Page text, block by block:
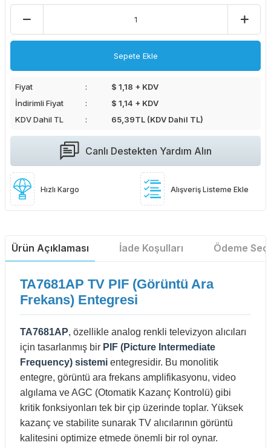
Sepete Ekle
Fiyat
$ 1,18 + KDV
İndirimli Fiyat
$ 1,14 + KDV
KDV Dahil TL
65,39TL (KDV Dahil TL)
Canlı Destekten Yardım Alın
Hızlı Kargo Alışveriş Listeme Ekle
Ürün Açıklaması İade Koşulları Ödeme
TA7681AP TV PIF (Görüntü Ara
Frekans) Entegresi
TA7681AP, özellikle analog renkli televizyon alıcıları
için tasarlanmış bir PIF (Picture Intermediate
Frequency) sistemi entegresidir. Bu monolitik
entegre, görüntü ara frekans amplifikasyonu, video
algılama ve AGC (Otomatik Kazanç Kontrolü) gibi
kritik fonksiyonları tek bir çip üzerinde toplar. Yüksek
kazanç ve stabilite sunarak TV alıcılarının görüntü
kalitesini optimize etmede önemli bir rol oynar.